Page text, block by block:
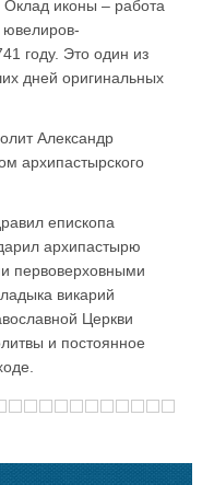
Оклад иконы – работа
ювелиров-
году. Это один из
дней оригинальных
Александр
архипастырского
епископа
архипастырю
первоверховными
викарий
Церкви
и постоянное